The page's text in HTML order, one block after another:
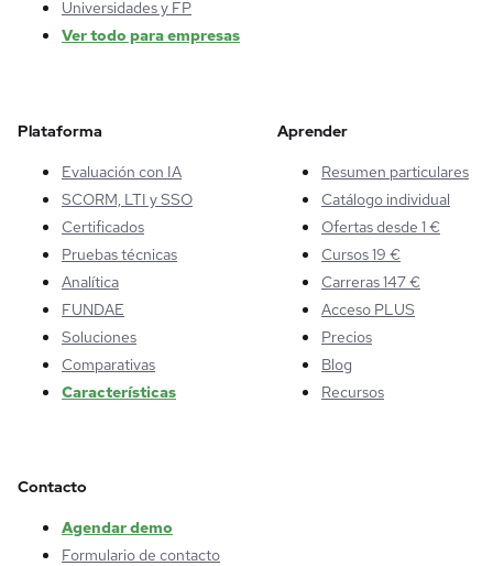
Universidades y FP
Ver todo para empresas
Plataforma
Evaluación con IA
SCORM, LTI y SSO
Certificados
Pruebas técnicas
Analítica
FUNDAE
Soluciones
Comparativas
Características
Aprender
Resumen particulares
Catálogo individual
Ofertas desde 1 €
Cursos 19 €
Carreras 147 €
Acceso PLUS
Precios
Blog
Recursos
Contacto
Agendar demo
Formulario de contacto